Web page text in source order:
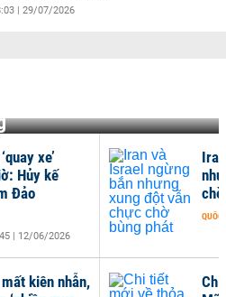
| 29/07/2026
Chi
xe’
Hủy kế
Đảo
| 12/06/2026
kiên nhẫn,
QUỐC